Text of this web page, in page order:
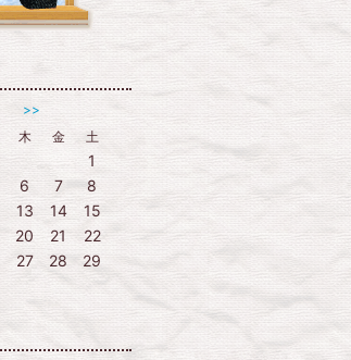
>>
木 金 土
1
6 7
8
13 14
15
20 21
22
27 28
29